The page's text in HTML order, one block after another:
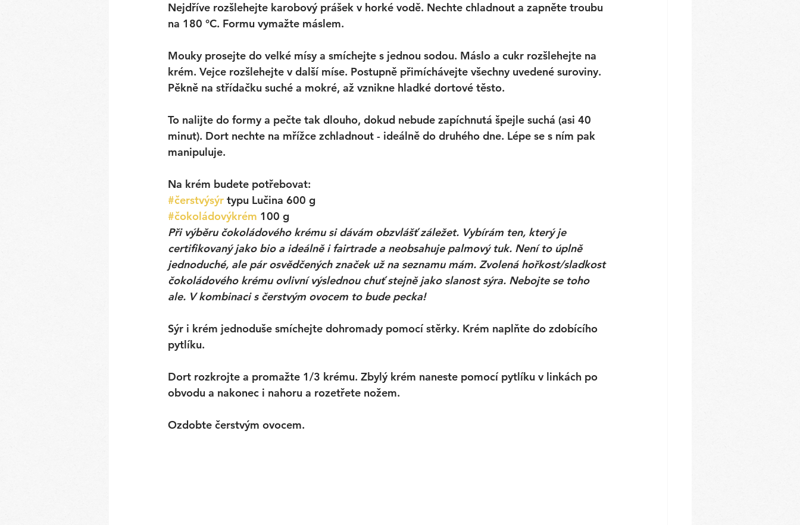
Nejdříve rozšlehejte karobový prášek v horké vodě. Nechte chladnout a zapněte troubu
na 180 °C. Formu vymažte máslem.
Mouky prosejte do velké mísy a smíchejte s jednou sodou. Máslo a cukr rozšlehejte na
krém. Vejce rozšlehejte v další míse. Postupně přimíchávejte všechny uvedené suroviny.
Pěkně na střídačku suché a mokré, až vznikne hladké dortové těsto.
To nalijte do formy a pečte tak dlouho, dokud nebude zapíchnutá špejle suchá (asi 40
minut). Dort nechte na mřížce zchladnout - ideálně do druhého dne. Lépe se s ním pak
manipuluje.
Na krém budete potřebovat:
#čerstvýsýr typu Lučina 600 g
#čokoládovýkrém 100 g
Při výběru čokoládového krému si dávám obzvlášť záležet. Vybírám ten, který je
certifikovaný jako bio a ideálně i fairtrade a neobsahuje palmový tuk. Není to úplně
jednoduché, ale pár osvědčených značek už na seznamu mám. Zvolená hořkost/sladkost
čokoládového krému ovlivní výslednou chuť stejně jako slanost sýra. Nebojte se toho
ale. V kombinaci s čerstvým ovocem to bude pecka!
Sýr i krém jednoduše smíchejte dohromady pomocí stěrky. Krém naplňte do zdobícího
pytlíku.
Dort rozkrojte a promažte 1/3 krému. Zbylý krém naneste pomocí pytlíku v linkách po
obvodu a nakonec i nahoru a rozetřete nožem.
Ozdobte čerstvým ovocem.